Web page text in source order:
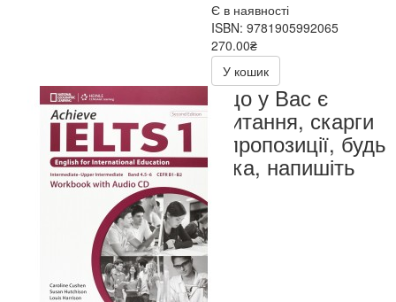
Є в наявності
ISBN: 9781905992065
270.00₴
540.00₴
У кошик
Якщо у Вас є
запитання, скарги
чи пропозиції, будь
ласка, напишіть
нам